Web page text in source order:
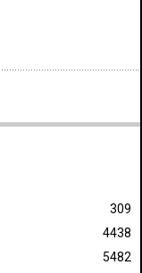
309
4438
5482